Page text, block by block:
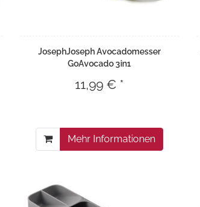
JosephJoseph Avocadomesser
GoAvocado 3in1
11,99 € *
Mehr Informationen